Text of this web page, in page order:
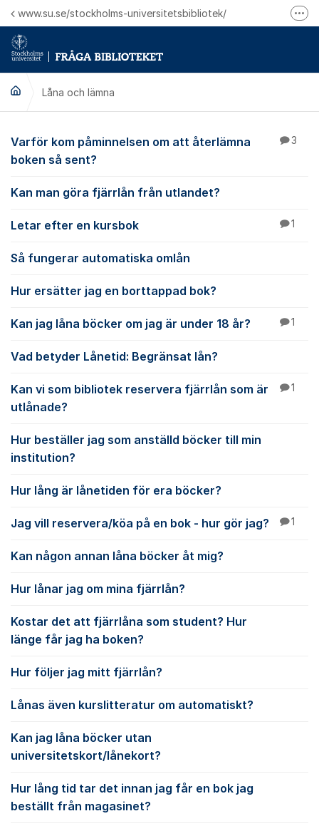
Hoppa till innehåll
www.su.se/stockholms-universitetsbibliotek/
Låna och lämna
Låna och lämna
Varför kom påminnelsen om att återlämna
boken så sent?
3
Kan man göra fjärrlån från utlandet?
Letar efter en kursbok 1
Så fungerar automatiska omlån
Hur ersätter jag en borttappad bok?
Kan jag låna böcker om jag är under 18 år? 1
Vad betyder Lånetid: Begränsat lån?
Kan vi som bibliotek reservera fjärrlån som är
utlånade?
1
Hur beställer jag som anställd böcker till min
institution?
Hur lång är lånetiden för era böcker?
Jag vill reservera/köa på en bok - hur gör jag? 1
Kan någon annan låna böcker åt mig?
Hur lånar jag om mina fjärrlån?
Kostar det att fjärrlåna som student? Hur
länge får jag ha boken?
Hur följer jag mitt fjärrlån?
Lånas även kurslitteratur om automatiskt?
Kan jag låna böcker utan
universitetskort/lånekort?
Hur lång tid tar det innan jag får en bok jag
beställt från magasinet?